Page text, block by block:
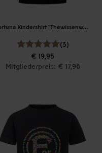
Fortuna Kindershirt "Thewissenweg"
(3)
€ 19,95
Mitgliederpreis: € 17,96